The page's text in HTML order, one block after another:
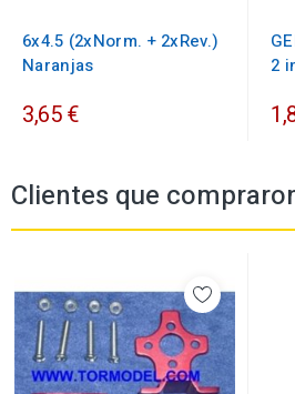
6x4.5 (2xNorm. + 2xRev.)
Naranjas
3,65 €
2
Clientes que